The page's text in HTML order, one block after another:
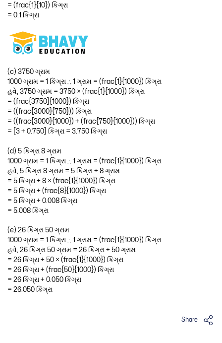
= (frac{1}{10}) કિગ્રા
= 0.1 કિગ્રા
(c) 3750 ગ્રામ
1000 ગ્રામ = 1 કિગ્રા ∴ 1 ગ્રામ = (frac{1}{1000}) કિગ્રા
હવે, 3750 ગ્રામ = 3750 × (frac{1}{1000}) કિગ્રા
= (frac{3750}{1000}) કિગ્રા
= ((frac{3000}{750})) કિગ્રા
= ((frac{3000}{1000}) + (frac{750}{1000})) કિગ્રા
= [3 + 0.750] કિગ્રા = 3.750 કિગ્રા
(d) 5 કિગ્રા 8 ગ્રામ
1000 ગ્રામ = 1 કિગ્રા ∴ 1 ગ્રામ = (frac{1}{1000}) કિગ્રા
હવે, 5 કિગ્રા 8 ગ્રામ = 5 કિગ્રા + 8 ગ્રામ
= 5 કિગ્રા + 8 × (frac{1}{1000}) કિગ્રા
= 5 કિગ્રા + (frac{8}{1000}) કિગ્રા
= 5 કિગ્રા + 0.008 કિગ્રા
= 5.008 કિગ્રા
(e) 26 કિગ્રા 50 ગ્રામ
1000 ગ્રામ = 1 કિગ્રા ∴ 1 ગ્રામ = (frac{1}{1000}) કિગ્રા
હવે, 26 કિગ્રા 50 ગ્રામ = 26 કિગ્રા + 50 ગ્રામ
= 26 કિગ્રા + 50 × (frac{1}{1000}) કિગ્રા
= 26 કિગ્રા + (frac{50}{1000}) કિગ્રા
= 26 કિગ્રા + 0.050 કિગ્રા
= 26.050 કિગ્રા
Share